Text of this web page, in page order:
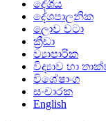
දේශීය
දේශපාලනික
ලොව වටා
ක්‍රීඩා
ව්‍යාපාරික
විද්‍යාව හා
විශේෂාංග
සංචාරක
English